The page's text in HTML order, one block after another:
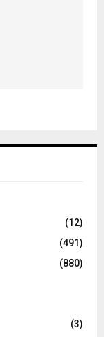
(12)
(491)
(880)
(3)